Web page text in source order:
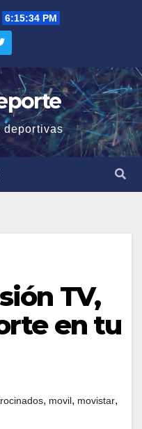
6:15:34 PM
deportivas
TV,
en tu
, movil, movistar,